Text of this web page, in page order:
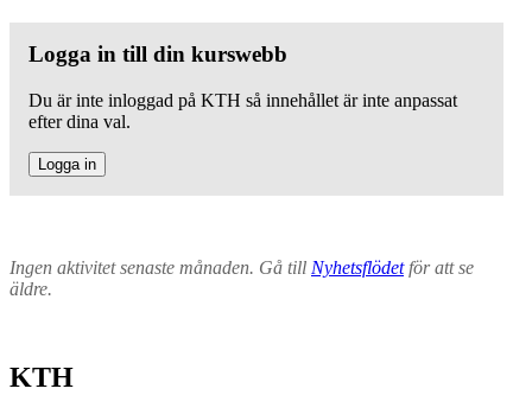
Logga in till din kurswebb
Du är inte inloggad på KTH så innehållet är inte anpassat
efter dina val.
Logga in
Ingen aktivitet senaste månaden. Gå till Nyhetsflödetför att se
äldre.
KTH